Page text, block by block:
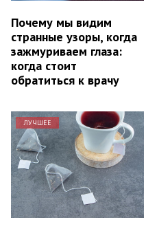
Почему мы видим
странные узоры, когда
зажмуриваем глаза:
когда стоит
обратиться к врачу
ЛУЧШЕЕ